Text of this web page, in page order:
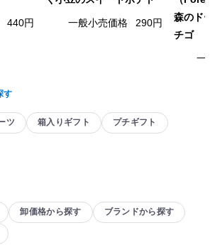
440円 一般小売価格 290円
森のド
チゴ
一
す
ツ 箱入りギフト プチギフト
卸価格から探す ブランドから探す